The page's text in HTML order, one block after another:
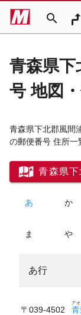
search
青森県下
号 地図
青森県下北郡風間
の郵便番号 住所一
青森県
あ か
ま や
あ行
〒039-4502
ア